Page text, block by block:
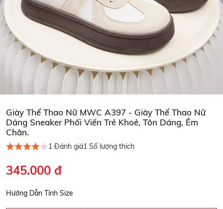
Giày Thể Thao Nữ MWC A397 - Giày Thể Thao Nữ
Dáng Sneaker Phối Viền Trẻ Khoẻ, Tôn Dáng, Êm
Chân.
1 Đánh giá1 Số lượng thích
345.000 đ
Hướng Dẫn Tính Size